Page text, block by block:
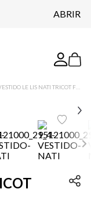
ABRIR